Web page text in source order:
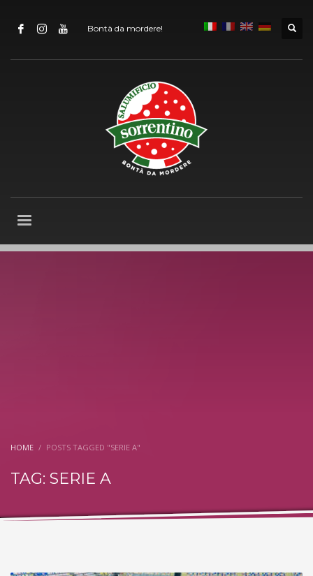
Bontà da mordere!
HOME POSTS TAGGED "SERIE A"
TAG: SERIE A